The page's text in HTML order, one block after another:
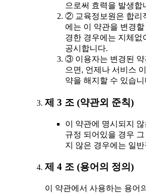
으로써 효력을 발생합
② 교육정보원은 합리
에는 이 약관을 변경
경한 경우에는 지체없
공시합니다.
③ 이용자는 변경된 약
으면, 언제나 서비스
약을 해지할 수 있습니
제 3 조 (약관외 준칙)
이 약관에 명시되지
규정 되어있을 경우
지 않은 경우에는 일
제 4 조 (용어의 정의)
이 약관에서 사용하는 용어